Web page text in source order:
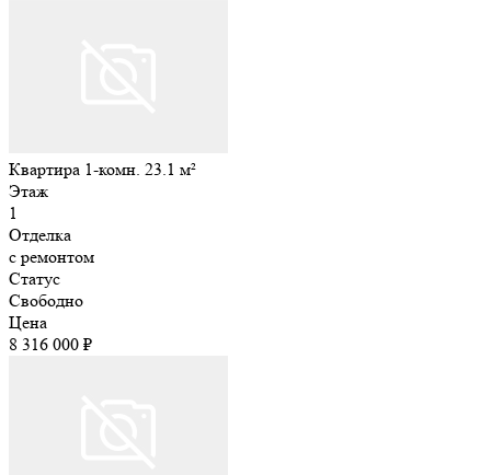
Квартира 1-комн. 23.1 м²
Этаж
1
Отделка
с ремонтом
Статус
Свободно
Цена
8 316 000 ₽